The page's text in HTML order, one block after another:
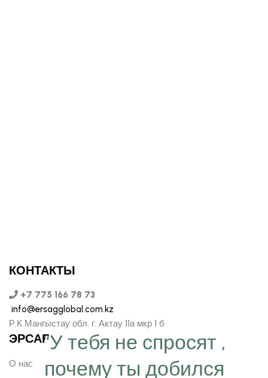
“У тебя не спросят ,
почему ты добился
КОНТАКТЫ
+7 775 166 78 73
info@ersagglobal.com.kz
Р.К Мангыстау обл. г. Актау 11а мкр 1 б
ЭРСАГ
О нас